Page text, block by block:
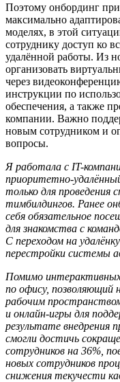
Поэтому онбординг
максимально
моделях, в этой
сотруднику доступ ко
удалённой работы. Из
организовать
через
инструкции по
обеспечения, а также
компании. Важно
новым сотрудником и
вопросы.
Я работала с IT-
приоритетно-удалё
только для проведения
тимбилдингов. Ранее
себя обязательное
для знакомства с
С переходом на удалёнку
перестройки системы
Помимо
по офису, позволяющий
рабочим
и онлайн-игры для
результате внедрения
смогли достичь
сотрудников на 36%,
новых сотрудников
снижения текучести